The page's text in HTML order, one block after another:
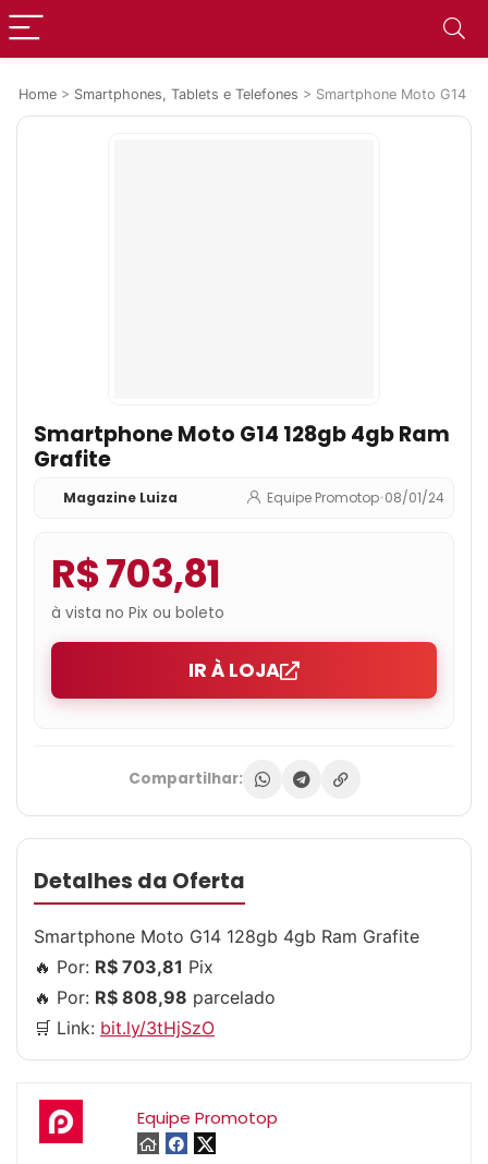
Home > Smartphones, Tablets e Telefones > Smartphone Moto G14
Smartphone Moto G14 128gb 4gb Ram
Grafite
Magazine Luiza Equipe Promotop•08/01/24
R$ 703,81
à vista no Pix ou boleto
IR À LOJA
Compartilhar:
Detalhes da Oferta
Smartphone Moto G14 128gb 4gb Ram Grafite
🔥 Por: R$ 703,81 Pix
🔥 Por: R$ 808,98 parcelado
🛒 Link: bit.ly/3tHjSzO
Equipe Promotop